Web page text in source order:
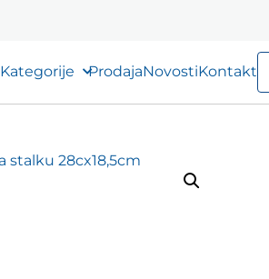
Kategorije ProdajaNovostiKontakt